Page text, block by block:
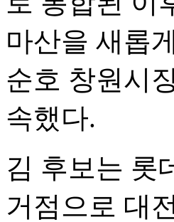
마산을 새롭
순호 창원시
속했다.
김 후보는 롯
거점으로 대